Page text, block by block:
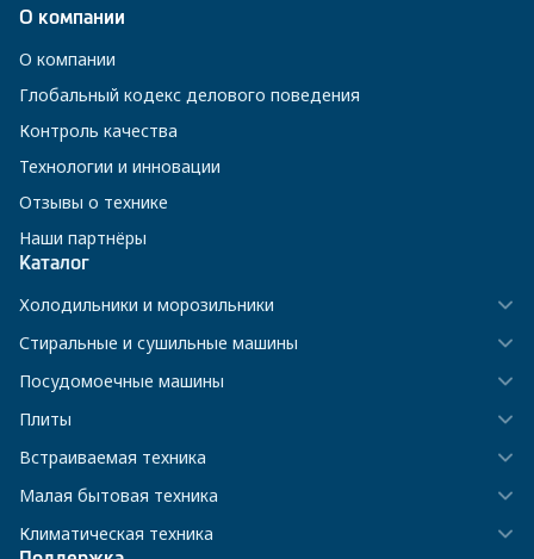
О компании
О компании
Глобальный кодекс делового поведения
Контроль качества
Технологии и инновации
Отзывы о технике
Наши партнёры
Каталог
Холодильники и морозильники
Стиральные и сушильные машины
Посудомоечные машины
Плиты
Встраиваемая техника
Малая бытовая техника
Климатическая техника